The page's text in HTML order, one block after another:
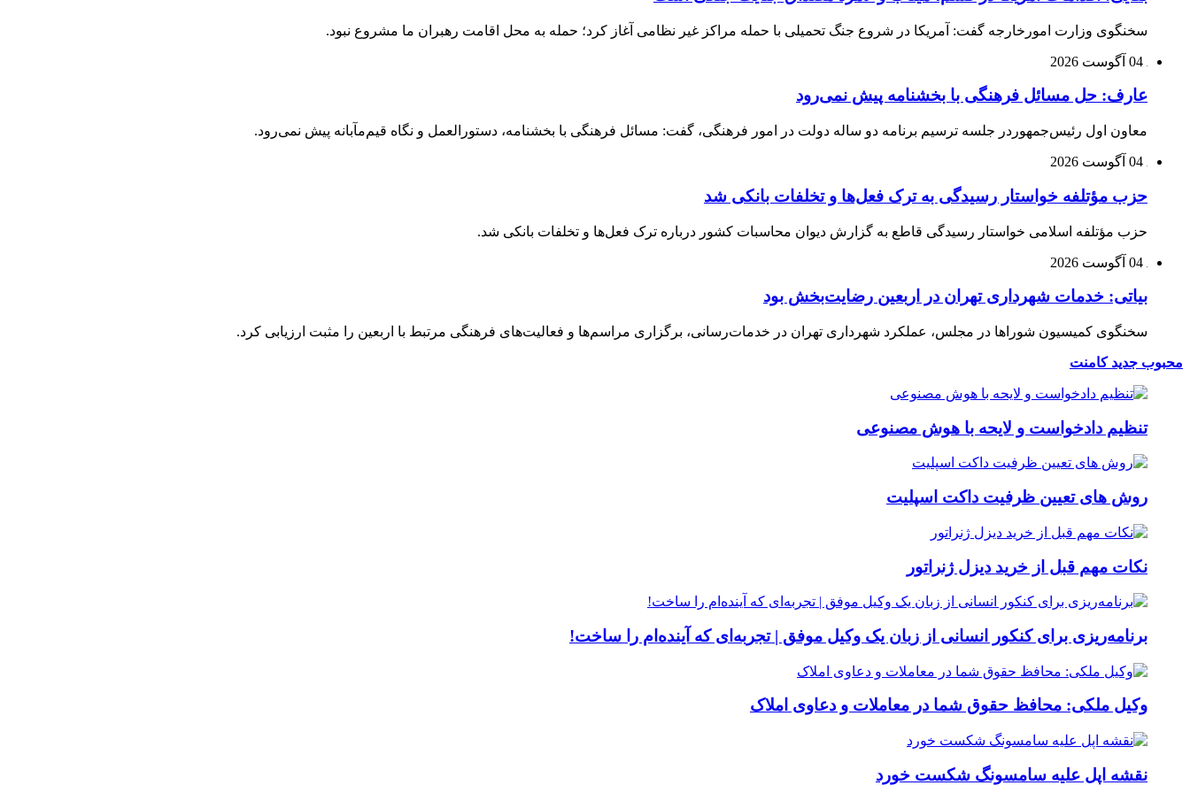
سخنگوی وزارت امورخارجه گفت: آمریکا در شروع جنگ تحمیلی با حمله مراکز غیر نظامی آغاز کرد؛ حمله به محل اقامت رهبران ما مشروع نبود.
04 آگوست 2026
عارف: حل مسائل فرهنگی با بخشنامه پیش نمی‌رود
معاون اول رئیس‌جمهوردر جلسه ترسیم برنامه دو ساله دولت در امور فرهنگی، گفت: مسائل فرهنگی با بخشنامه، دستورالعمل و نگاه قیم‌مآبانه پیش نمی‌رود.
04 آگوست 2026
حزب مؤتلفه خواستار رسیدگی به ترک فعل‌ها و تخلفات بانکی شد
حزب مؤتلفه اسلامی خواستار رسیدگی قاطع به گزارش دیوان محاسبات کشور درباره ترک فعل‌ها و تخلفات بانکی شد.
04 آگوست 2026
بیاتی: خدمات شهرداری تهران در اربعین رضایت‌بخش بود
سخنگوی کمیسیون شوراها در مجلس، عملکرد شهرداری تهران در خدمات‌رسانی، برگزاری مراسم‌ها و فعالیت‌های فرهنگی مرتبط با اربعین را مثبت ارزیابی کرد.
محبوب جدیدکامنت
تنظیم دادخواست و لایحه با هوش مصنوعی
روش های تعیین ظرفیت داکت اسپلیت
نکات مهم قبل از خرید دیزل ژنراتور
برنامه‌ریزی برای کنکور انسانی از زبان یک وکیل موفق | تجربه‌ای که آینده‌ام را ساخت!
وکیل ملکی: محافظ حقوق شما در معاملات و دعاوی املاک
نقشه اپل علیه سامسونگ شکست خورد